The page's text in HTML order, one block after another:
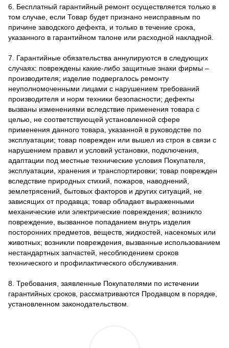
6. Бесплатный гарантийный ремонт осуществляется только в
том случае, если Товар будет признано неисправным по
причине заводского дефекта, и только в течение срока,
указанного в гарантийном талоне или расходной накладной.
7. Гарантийные обязательства аннулируются в следующих
случаях: повреждены какие-либо защитные знаки фирмы –
производителя; изделие подвергалось ремонту
неуполномоченными лицами с нарушением требований
производителя и норм техники безопасности; дефекты
вызваны изменениями вследствие применения товара с
целью, не соответствующей установленной сфере
применения данного товара, указанной в руководстве по
эксплуатации; товар поврежден или вышел из строя в связи с
нарушением правил и условий установки, подключения,
адаптации под местные технические условия Покупателя,
эксплуатации, хранения и транспортировки; товар поврежден
вследствие природных стихий, пожаров, наводнений,
землетрясений, бытовых факторов и других ситуаций, не
зависящих от продавца; товар обладает выраженными
механические или электрические повреждения; возникло
повреждение, вызванное попаданием внутрь изделия
посторонних предметов, веществ, жидкостей, насекомых или
животных; возникли повреждения, вызванные использованием
нестандартных запчастей, несоблюдением сроков
технического и профилактического обслуживания.
8. Требования, заявленные Покупателями по истечении
гарантийных сроков, рассматриваются Продавцом в порядке,
установленном законодательством.